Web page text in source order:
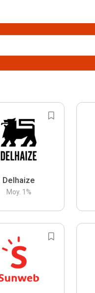
Delhaize
Moy. 1 %